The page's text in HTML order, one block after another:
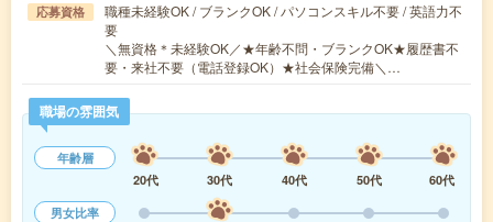
応募資格
職種未経験OK / ブランクOK / パソコンスキル不要 / 英語力不
要
＼無資格＊未経験OK／★年齢不問・ブランクOK★履歴書不
要・来社不要（電話登録OK）★社会保険完備＼…
職場の雰囲気
年齢層
20代
30代 40代 50代
60代
男女比率